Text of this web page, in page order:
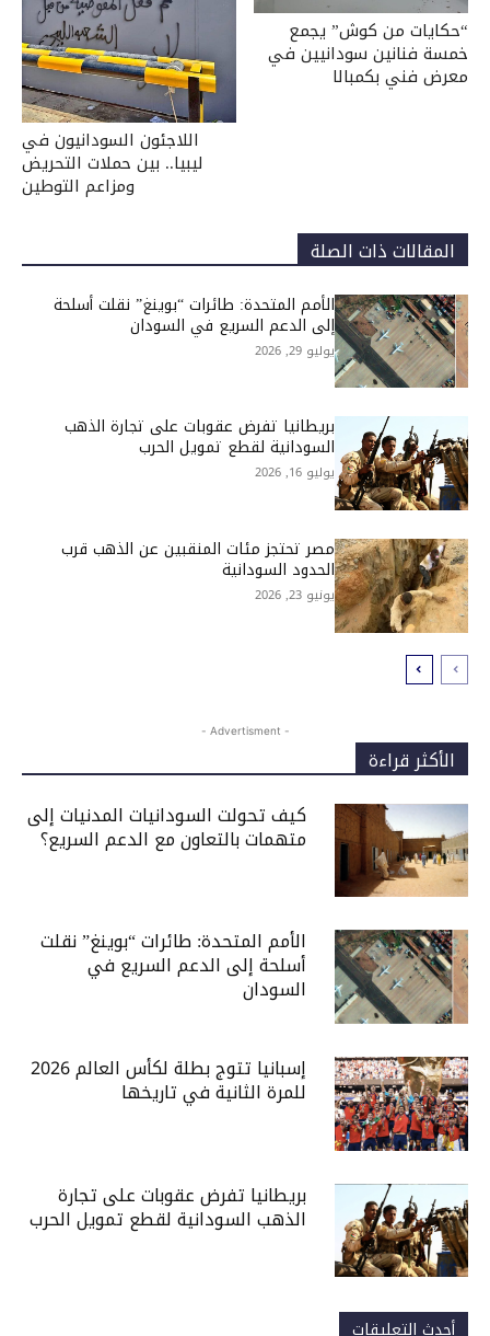
“حكايات من كوش” يجمع
خمسة فنانين سودانيين في
معرض فني بكمبالا
اللاجئون السودانيون في
ليبيا.. بين حملات التحريض
ومزاعم التوطين
المقالات ذات الصلة
الأمم المتحدة: طائرات “بوينغ” نقلت أسلحة
إلى الدعم السريع في السودان
يوليو 29, 2026
بريطانيا تفرض عقوبات على تجارة الذهب
السودانية لقطع تمويل الحرب
يوليو 16, 2026
مصر تحتجز مئات المنقبين عن الذهب قرب
الحدود السودانية
يونيو 23, 2026
- Advertisment -
الأكثر قراءة
كيف تحولت السودانيات المدنيات إلى
متهمات بالتعاون مع الدعم السريع؟
الأمم المتحدة: طائرات “بوينغ” نقلت
أسلحة إلى الدعم السريع في
السودان
إسبانيا تتوج بطلة لكأس العالم 2026
للمرة الثانية في تاريخها
بريطانيا تفرض عقوبات على تجارة
الذهب السودانية لقطع تمويل الحرب